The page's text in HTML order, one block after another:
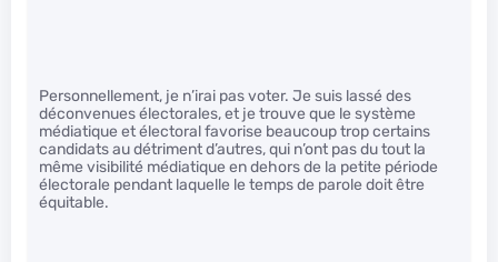
Personnellement, je n’irai pas voter. Je suis lassé des
déconvenues électorales, et je trouve que le système
médiatique et électoral favorise beaucoup trop certains
candidats au détriment d’autres, qui n’ont pas du tout la
même visibilité médiatique en dehors de la petite période
électorale pendant laquelle le temps de parole doit être
équitable.